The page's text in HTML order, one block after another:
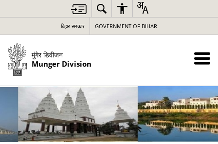
बिहार सरकार GOVERNMENT OF BIHAR
मुंगेर डिवीजन
Munger Division